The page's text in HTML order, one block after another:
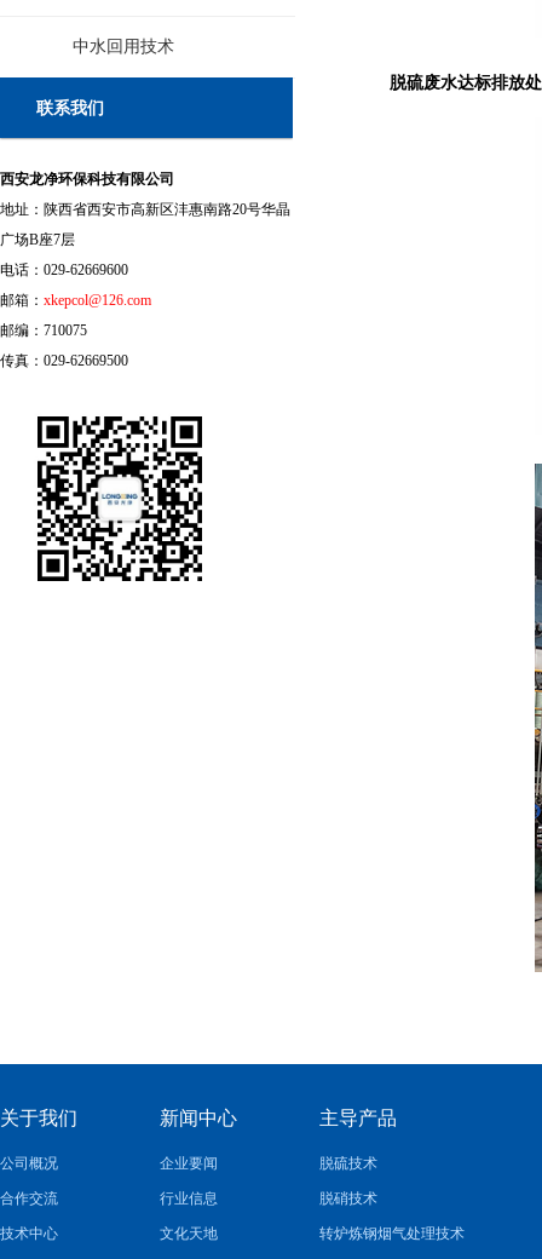
中水回用技术
联系我们
西安龙净环保科技有限公司
地址：陕西省西安市高新区沣惠南路20号华晶
广场B座7层
电话：029-62669600
邮箱： xkepcol@126.com
邮编：710075
传真：029-62669500
脱硫废水达标排放
关于我们
公司概况
合作交流
技术中心
新闻中心
企业要闻
行业信息
文化天地
主导产品
脱硫技术
脱硝技术
转炉炼钢烟气处理技术